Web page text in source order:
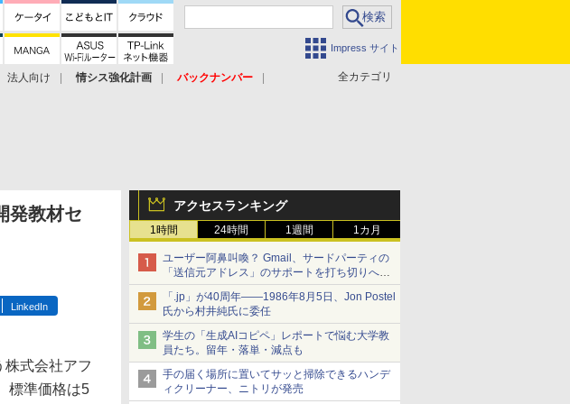
Impress サイト
全カテゴリ
法人向け 情シス強化計画
バックナンバー
アクセスランキング
1時間 24時間 1週間 1カ月
ユーザー阿鼻叫喚？ Gmail、サードパーティの
「送信元アドレス」のサポートを打ち切りへ
【やじうまWatch】
「.jp」が40周年――1986年8月5日、Jon Postel
氏から村井純氏に委任
学生の「生成AIコピペ」レポートで悩む大学教
員たち。留年・落単・減点も
手の届く場所に置いてサッと掃除できるハンデ
ィクリーナー、ニトリが発売
発教材セ
LinkedIn
式会社アフ
標準価格は5